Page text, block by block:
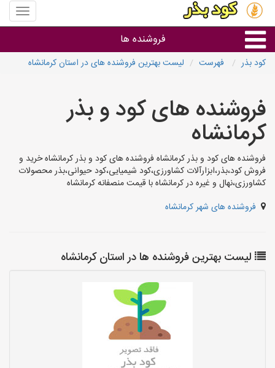
منوی
سایت
بذر
فروشنده ها
استان ها
کود بذر فهرست لیست بهترین فروشنده های در استان کرمانشاه
فروشنده های کود و بذر
کرمانشاه
فروشنده های کود و بذر کرمانشاه فروشنده های کود و بذر کرمانشاه خرید و
فروش کود،بذر،ابزارآلات کشاورزی،کود شیمیایی،کود حیوانی،بذر محصولات
کشاورزی،نهال و غیره در کرمانشاه با قیمت منصفانه کرمانشاه
فروشنده های شهر کرمانشاه
لیست بهترین فروشنده ها در استان کرمانشاه